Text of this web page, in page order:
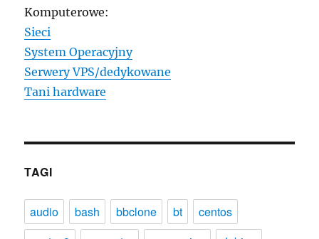
Komputerowe:
Sieci
System Operacyjny
Serwery VPS/dedykowane
Tani hardware
TAGI
audio bash bbclone bt
centos